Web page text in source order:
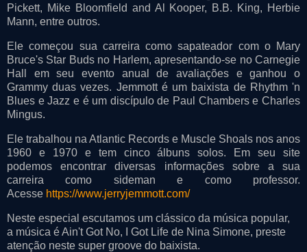
Pickett, Mike Bloomfield and Al Kooper, B.B. King, Herbie
Mann, entre outros.
Ele começou sua carreira como sapateador com o Mary
Bruce's Star Buds no Harlem, apresentando-se no Carnegie
Hall em seu evento anual de avaliações e ganhou o
Grammy duas vezes. Jemmott é um baixista de Rhythm 'n
Blues e Jazz e é um discípulo de Paul Chambers e Charles
Mingus.
Ele trabalhou na Atlantic Records e Muscle Shoals nos anos
1960 e 1970 e tem cinco álbuns solos. Em seu site
podemos encontrar diversas informações sobre a sua
carreira como sideman e como professor.
Acesse https://www.jerryjemmott.com/
Neste especial escutamos um clássico da música popular,
a música é Ain't Got No, I Got Life de Nina Simone, preste
atenção neste super groove do baixista.